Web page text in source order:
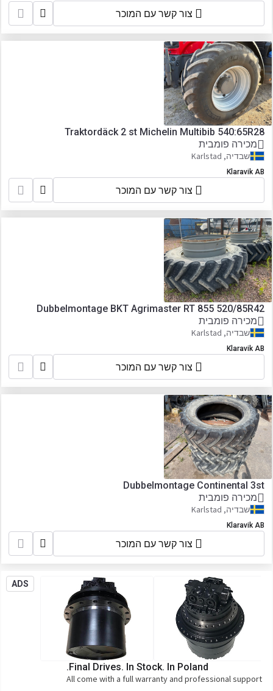
צור קשר עם המוכר
Traktordäck 2 st Michelin Multibib 540:65R28
מכירה פומבית
שבדיה, Karlstad
Klaravik AB
צור קשר עם המוכר
Dubbelmontage BKT Agrimaster RT 855 520/85R42
מכירה פומבית
שבדיה, Karlstad
Klaravik AB
צור קשר עם המוכר
Dubbelmontage Continental 3st
מכירה פומבית
שבדיה, Karlstad
Klaravik AB
צור קשר עם המוכר
ADS
Final Drives. In Stock. In Poland.
All come with a full warranty and professional support